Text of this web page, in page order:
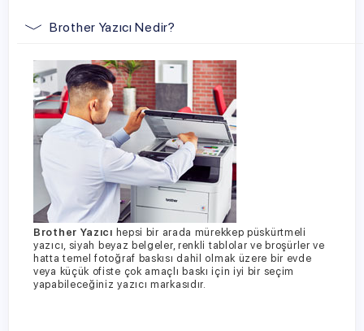
Brother Yazıcı Nedir?
Brother Yazıcı hepsi bir arada mürekkep püskürtmeli
yazıcı, siyah beyaz belgeler, renkli tablolar ve broşürler ve
hatta temel fotoğraf baskısı dahil olmak üzere bir evde
veya küçük ofiste çok amaçlı baskı için iyi bir seçim
yapabileceğiniz yazıcı markasıdır.